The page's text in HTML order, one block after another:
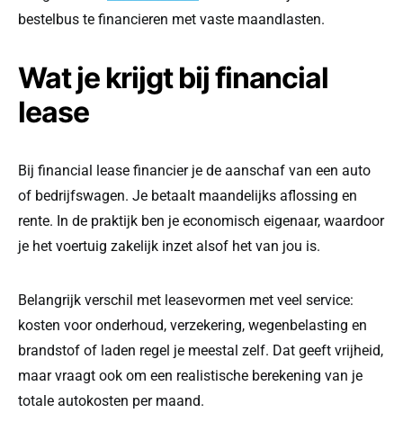
bestelbus te financieren met vaste maandlasten.
Wat je krijgt bij financial
lease
Bij financial lease financier je de aanschaf van een auto
of bedrijfswagen. Je betaalt maandelijks aflossing en
rente. In de praktijk ben je economisch eigenaar, waardoor
je het voertuig zakelijk inzet alsof het van jou is.
Belangrijk verschil met leasevormen met veel service:
kosten voor onderhoud, verzekering, wegenbelasting en
brandstof of laden regel je meestal zelf. Dat geeft vrijheid,
maar vraagt ook om een realistische berekening van je
totale autokosten per maand.